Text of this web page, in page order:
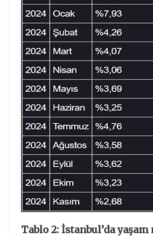
Tablo 2: İstanbul’da